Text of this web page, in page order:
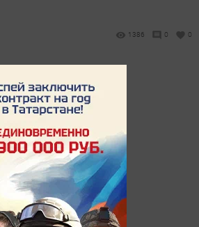
1386 0 0